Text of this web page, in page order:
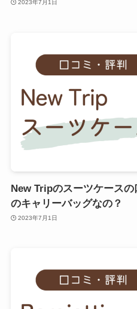
2023年7月1日
New Tripのスーツケース
のキャリーバッグなの？
2023年7月1日